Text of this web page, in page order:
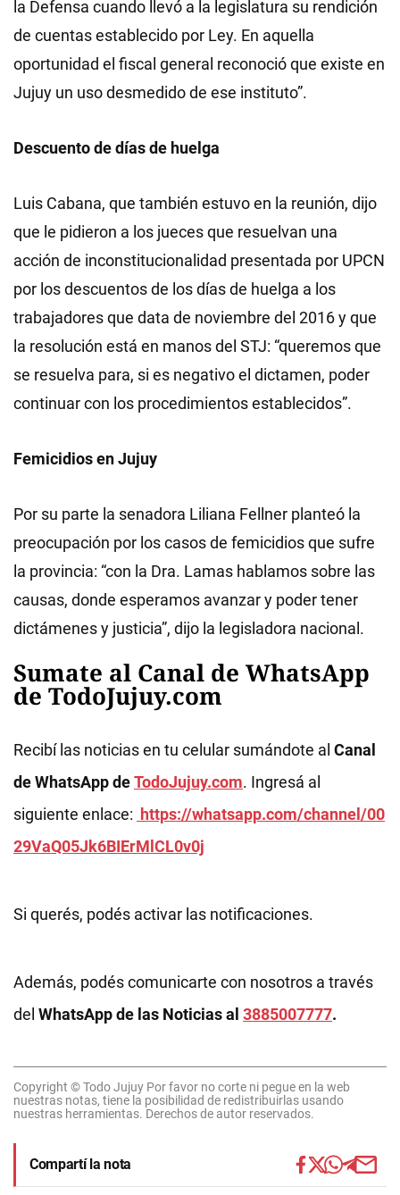
la Defensa cuando llevó a la legislatura su rendición
de cuentas establecido por Ley. En aquella
oportunidad el fiscal general reconoció que existe en
Jujuy un uso desmedido de ese instituto”.
Descuento de días de huelga
Luis Cabana, que también estuvo en la reunión, dijo
que le pidieron a los jueces que resuelvan una
acción de inconstitucionalidad presentada por UPCN
por los descuentos de los días de huelga a los
trabajadores que data de noviembre del 2016 y que
la resolución está en manos del STJ: “queremos que
se resuelva para, si es negativo el dictamen, poder
continuar con los procedimientos establecidos”.
Femicidios en Jujuy
Por su parte la senadora Liliana Fellner planteó la
preocupación por los casos de femicidios que sufre
la provincia: “con la Dra. Lamas hablamos sobre las
causas, donde esperamos avanzar y poder tener
dictámenes y justicia”, dijo la legisladora nacional.
Sumate al Canal de WhatsApp
de TodoJujuy.com
Recibí las noticias en tu celular sumándote al Canal
de WhatsApp deTodoJujuy.com. Ingresá al
siguiente enlace: https://whatsapp.com/channel/00
29VaQ05Jk6BIErMlCL0v0j
Si querés, podés activar las notificaciones.
Además, podés comunicarte con nosotros a través
del WhatsApp de las Noticias al 3885007777.
Copyright © Todo Jujuy Por favor no corte ni pegue en la web
nuestras notas, tiene la posibilidad de redistribuirlas usando
nuestras herramientas. Derechos de autor reservados.
Compartí la nota